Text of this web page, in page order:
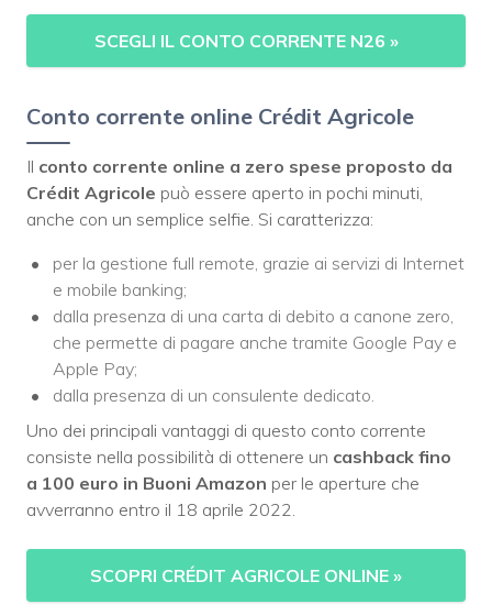
SCEGLI IL CONTO CORRENTE N26 »
Conto corrente online Crédit Agricole
Il conto corrente online a zero spese proposto da
Crédit Agricole può essere aperto in pochi minuti,
anche con un semplice selfie. Si caratterizza:
per la gestione full remote, grazie ai servizi di Internet
e mobile banking;
dalla presenza di una carta di debito a canone zero,
che permette di pagare anche tramite Google Pay e
Apple Pay;
dalla presenza di un consulente dedicato.
Uno dei principali vantaggi di questo conto corrente
consiste nella possibilità di ottenere un cashback fino
a 100 euro in Buoni Amazon per le aperture che
avverranno entro il 18 aprile 2022.
SCOPRI CRÉDIT AGRICOLE ONLINE »